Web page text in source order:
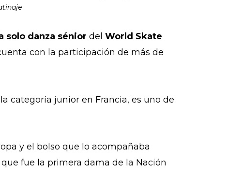
solo danza sénior del World Skate
con la participación de más de
categoría junior en Francia, es uno de
y el bolso que lo acompañaba
fue la primera dama de la Nación